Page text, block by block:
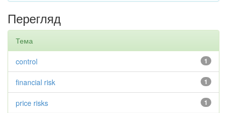
Перегляд
Тема
1
control
1
financial risk
1
price risks